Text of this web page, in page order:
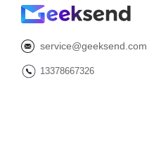
service@geeksend.com
13378667326